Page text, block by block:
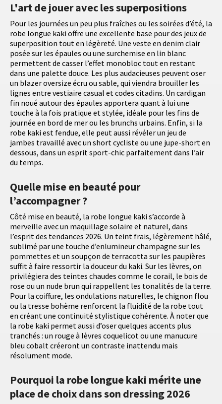
L'art de jouer avec les superpositions
Pour les journées un peu plus fraîches ou les soirées d’été, la
robe longue kaki offre une excellente base pour des jeux de
superposition tout en légèreté. Une veste en denim clair
posée sur les épaules ou une surchemise en lin blanc
permettent de casser l’effet monobloc tout en restant
dans une palette douce. Les plus audacieuses peuvent oser
un blazer oversize écru ou sable, qui viendra brouiller les
lignes entre vestiaire casual et codes citadins. Un cardigan
fin noué autour des épaules apportera quant à lui une
touche à la fois pratique et stylée, idéale pour les fins de
journée en bord de mer ou les brunchs urbains. Enfin, si la
robe kaki est fendue, elle peut aussi révéler un jeu de
jambes travaillé avec un short cycliste ou une jupe-short en
dessous, dans un esprit sport-chic parfaitement dans l’air
du temps.
Quelle mise en beauté pour
l’accompagner ?
Côté mise en beauté, la robe longue kaki s’accorde à
merveille avec un maquillage solaire et naturel, dans
l’esprit des tendances 2026. Un teint frais, légèrement hâlé,
sublimé par une touche d’enlumineur champagne sur les
pommettes et un soupçon de terracotta sur les paupières
suffit à faire ressortir la douceur du kaki. Sur les lèvres, on
privilégiera des teintes chaudes comme le corail, le bois de
rose ou un nude brun qui rappellent les tonalités de la terre.
Pour la coiffure, les ondulations naturelles, le chignon flou
ou la tresse bohème renforcent la fluidité de la robe tout
en créant une continuité stylistique cohérente. À noter que
la robe kaki permet aussi d’oser quelques accents plus
tranchés : un rouge à lèvres coquelicot ou une manucure
bleu cobalt créeront un contraste inattendu mais
résolument mode.
Pourquoi la robe longue kaki mérite une
place de choix dans son dressing 2026